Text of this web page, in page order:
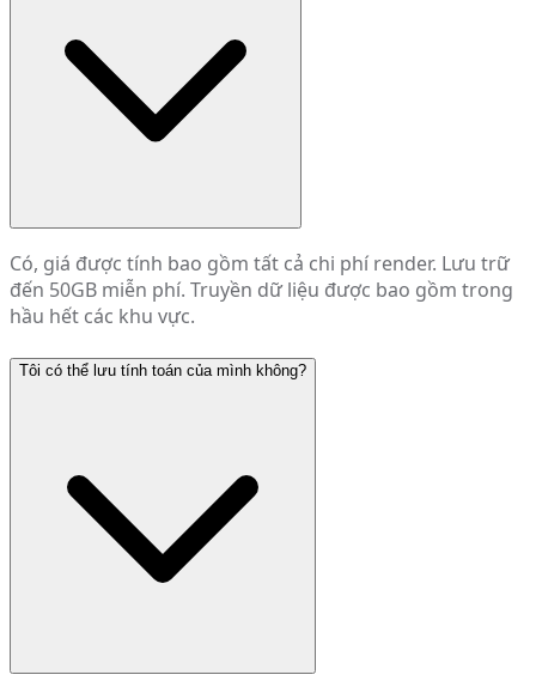
Có, giá được tính bao gồm tất cả chi phí render. Lưu trữ
đến 50GB miễn phí. Truyền dữ liệu được bao gồm trong
hầu hết các khu vực.
Tôi có thể lưu tính toán của mình không?